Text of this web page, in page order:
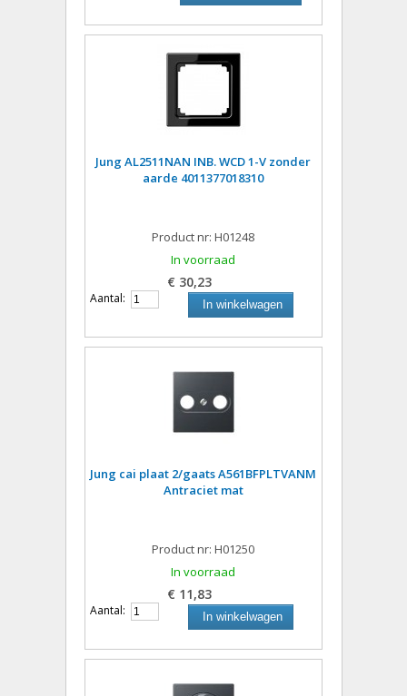
Jung AL2511NAN INB. WCD 1-V zonder
aarde 4011377018310
Product nr: H01248
In voorraad
€ 30,23
Aantal: In winkelwagen
Jung cai plaat 2/gaats A561BFPLTVANM
Antraciet mat
Product nr: H01250
In voorraad
€ 11,83
Aantal: In winkelwagen